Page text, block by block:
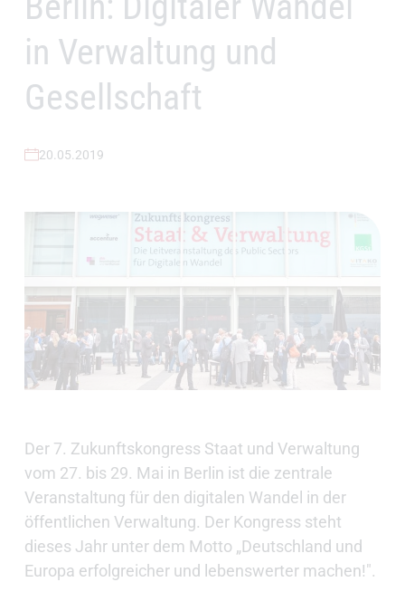
in Verwaltung und
Gesellschaft
20.05.2019
Der 7. Zukunftskongress Staat und Verwaltung
vom 27. bis 29. Mai in Berlin ist die zentrale
Veranstaltung für den digitalen Wandel in der
öffentlichen Verwaltung. Der Kongress steht
dieses Jahr unter dem Motto „Deutschland und
Europa erfolgreicher und lebenswerter machen!".